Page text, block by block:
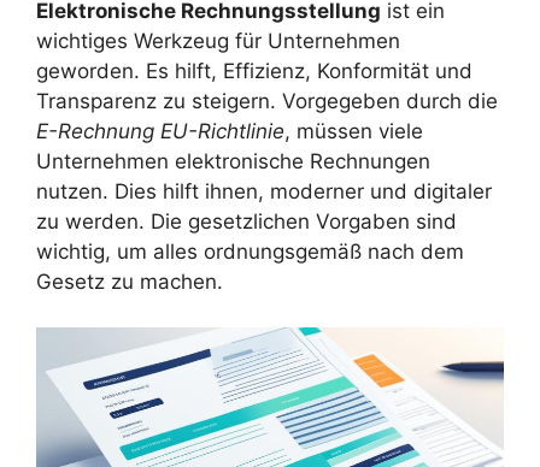
Elektronische Rechnungsstellung ist ein
wichtiges Werkzeug für Unternehmen
geworden. Es hilft, Effizienz, Konformität und
Transparenz zu steigern. Vorgegeben durch die
E-Rechnung EU-Richtlinie, müssen viele
Unternehmen elektronische Rechnungen
nutzen. Dies hilft ihnen, moderner und digitaler
zu werden. Die gesetzlichen Vorgaben sind
wichtig, um alles ordnungsgemäß nach dem
Gesetz zu machen.